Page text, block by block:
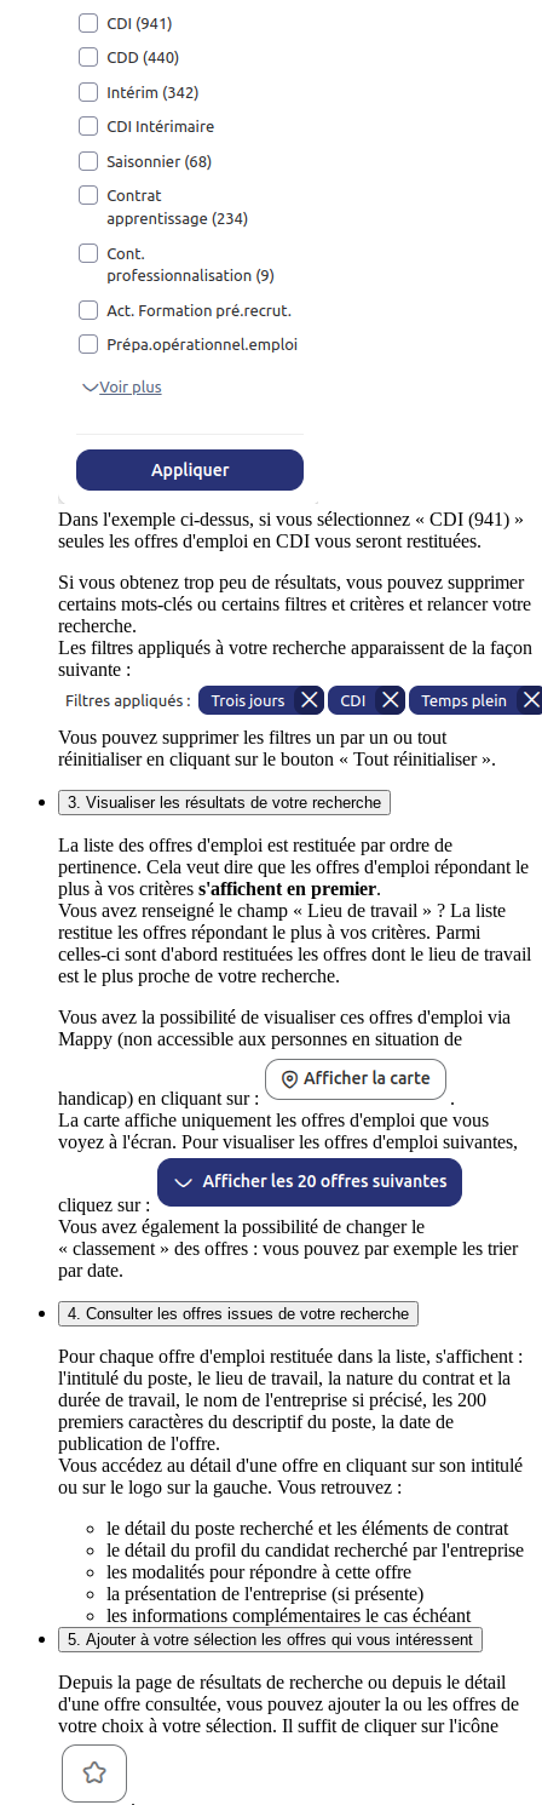
Dans l'exemple ci-dessus, si vous sélectionnez « CDI (941) »
seules les offres d'emploi en CDI vous seront restituées.
Si vous obtenez trop peu de résultats, vous pouvez supprimer
certains mots-clés ou certains filtres et critères et relancer votre
recherche.
Les filtres appliqués à votre recherche apparaissent de la façon
suivante :
Vous pouvez supprimer les filtres un par un ou tout
réinitialiser en cliquant sur le bouton « Tout réinitialiser ».
3. Visualiser les résultats de votre recherche
La liste des offres d'emploi est restituée par ordre de
pertinence. Cela veut dire que les offres d'emploi répondant le
plus à vos critères s'affichent en premier.
Vous avez renseigné le champ « Lieu de travail » ? La liste
restitue les offres répondant le plus à vos critères. Parmi
celles-ci sont d'abord restituées les offres dont le lieu de travail
est le plus proche de votre recherche.
Vous avez la possibilité de visualiser ces offres d'emploi via
Mappy (non accessible aux personnes en situation de
handicap) en cliquant sur :
.
La carte affiche uniquement les offres d'emploi que vous
voyez à l'écran. Pour visualiser les offres d'emploi suivantes,
cliquez sur :
Vous avez également la possibilité de changer le
« classement » des offres : vous pouvez par exemple les trier
par date.
4. Consulter les offres issues de votre recherche
Pour chaque offre d'emploi restituée dans la liste, s'affichent :
l'intitulé du poste, le lieu de travail, la nature du contrat et la
durée de travail, le nom de l'entreprise si précisé, les 200
premiers caractères du descriptif du poste, la date de
publication de l'offre.
Vous accédez au détail d'une offre en cliquant sur son intitulé
ou sur le logo sur la gauche. Vous retrouvez :
le détail du poste recherché et les éléments de contrat
le détail du profil du candidat recherché par l'entreprise
les modalités pour répondre à cette offre
la présentation de l'entreprise (si présente)
les informations complémentaires le cas échéant
5. Ajouter à votre sélection les offres qui vous intéressent
Depuis la page de résultats de recherche ou depuis le détail
d'une offre consultée, vous pouvez ajouter la ou les offres de
votre choix à votre sélection. Il suffit de cliquer sur l'icône
.